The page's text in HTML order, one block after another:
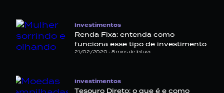
Investimentos
Renda Fixa: entenda como
funciona esse tipo de investimento
21/02/2020 • 8 mins de leitura
Investimentos
Tesouro Direto: o que é e como